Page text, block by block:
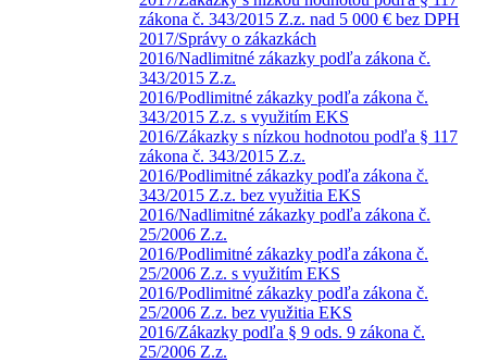
zákona č. 343/2015 Z.z. nad 5 000 € bez DPH
2017/Správy o zákazkách
2016/Nadlimitné zákazky podľa zákona č.
343/2015 Z.z.
2016/Podlimitné zákazky podľa zákona č.
343/2015 Z.z. s využitím EKS
2016/Zákazky s nízkou hodnotou podľa § 117
zákona č. 343/2015 Z.z.
2016/Podlimitné zákazky podľa zákona č.
343/2015 Z.z. bez využitia EKS
2016/Nadlimitné zákazky podľa zákona č.
25/2006 Z.z.
2016/Podlimitné zákazky podľa zákona č.
25/2006 Z.z. s využitím EKS
2016/Podlimitné zákazky podľa zákona č.
25/2006 Z.z. bez využitia EKS
2016/Zákazky podľa § 9 ods. 9 zákona č.
25/2006 Z.z.